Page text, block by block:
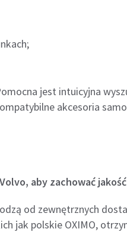
jest intuicyjna
akcesoria
aby zachować
od zewnętrznych
jak polskie OXIMO,